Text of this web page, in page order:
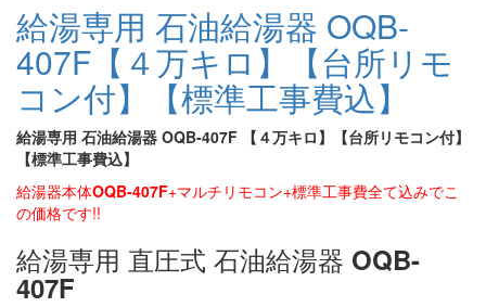
給湯専用 石油給湯器 OQB-
407F【４万キロ】【台所リモ
コン付】【標準工事費込】
給湯専用 石油給湯器 OQB-407F 【４万キロ】【台所リモコン付】
【標準工事費込】
給湯器本体OQB-407F+マルチリモコン+標準工事費全て込みでこ
の価格です!!
給湯専用 直圧式 石油給湯器 OQB-
407F